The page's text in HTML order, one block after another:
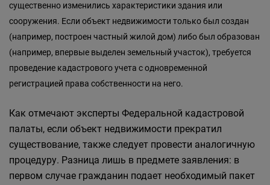
существенно изменились характеристики здания или
сооружения. Если объект недвижимости только был создан
(например, построен частный жилой дом) либо был образован
(например, впервые выделен земельный участок), требуется
проведение кадастрового учета с одновременной
регистрацией права собственности на него.
Как отмечают эксперты Федеральной кадастровой
палаты, если объект недвижимости прекратил
существование, также следует провести аналогичную
процедуру. Разница лишь в предмете заявления: в
первом случае гражданин подает необходимый пакет